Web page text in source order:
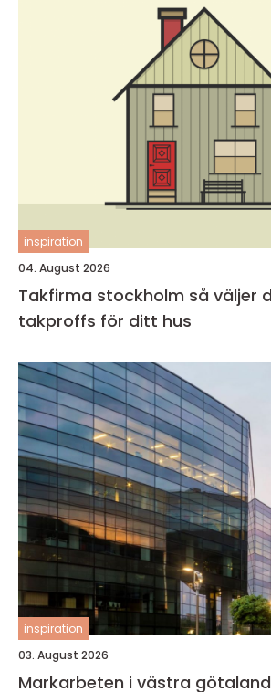
inspiration
04. August 2026
Takfirma stockholm så väljer du rätt
takproffs för ditt hus
inspiration
03. August 2026
Markarbeten i västra götaland grunden för